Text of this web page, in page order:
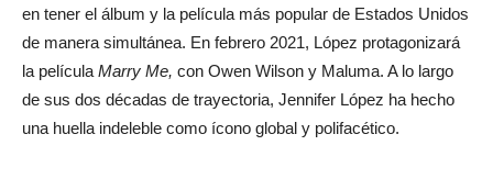
en tener el álbum y la película más popular de Estados Unidos
de manera simultánea. En febrero 2021, López protagonizará
la película Marry Me, con Owen Wilson y Maluma. A lo largo
de sus dos décadas de trayectoria, Jennifer López ha hecho
una huella indeleble como ícono global y polifacético.